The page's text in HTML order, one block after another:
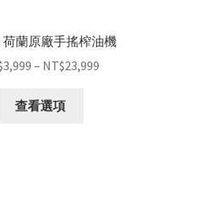
荷蘭原廠手搖榨油機
3,999 – NT$23,999
查看選項